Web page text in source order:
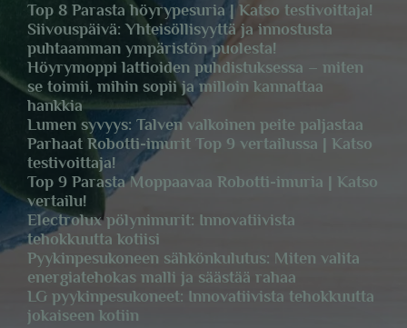
Top 8 Parasta höyrypesuria | Katso testivoittaja!
Siivouspäivä: Yhteisöllisyyttä ja innostusta
puhtaamman ympäristön puolesta!
Höyrymoppi lattioiden puhdistuksessa – miten
se toimii, mihin sopii ja milloin kannattaa
hankkia
Lumen syvyys: Talven valkoinen peite paljastaa
Parhaat Robotti-imurit Top 9 vertailussa | Katso
testivoittaja!
Top 9 Parasta Moppaavaa Robotti-imuria | Katso
vertailu!
Electrolux pölynimurit: Innovatiivista
tehokkuutta kotiisi
Pyykinpesukoneen sähkönkulutus: Miten valita
energiatehokas malli ja säästää rahaa
LG pyykinpesukoneet: Innovatiivista tehokkuutta
jokaiseen kotiin